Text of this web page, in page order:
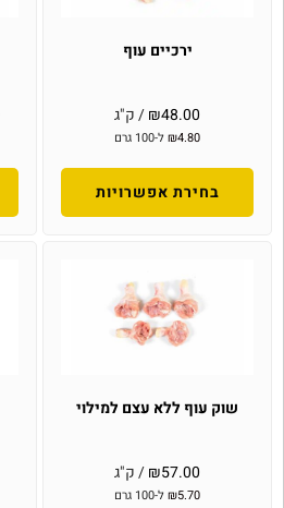
ירכיים עוף
₪48.00 / ק"ג
₪4.80 ל-100 גרם
בחירת אפשרויות
שוק עוף ללא עצם למילוי
₪57.00 / ק"ג
₪5.70 ל-100 גרם